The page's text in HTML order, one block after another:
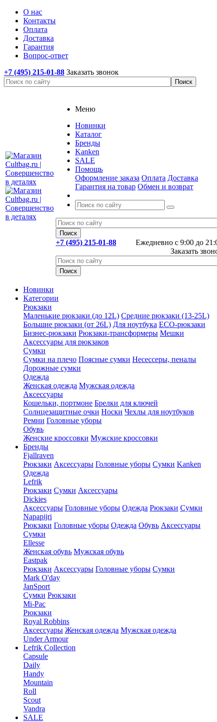
О нас
Контакты
Оплата
Доставка
Гарантия
Вопрос-ответ
+7 (495) 215-01-88 Заказать звонок
Меню
Новинки
Каталог
Бренды
Kanken
SALE
Помощь
Оформление заказа Оплата Доставка
Гарантия на товар Обмен и возврат
Ежедневно с 9:00 до
+7 (495) 215-01-88
Заказать
Новинки
Категории
Рюкзаки
Маленькие рюкзаки (до 12L) Средние рюкзаки (13-25L)
Большие рюкзаки (от 26L) Для ноутбука ECO-рюкзаки
Бизнес-рюкзаки Рюкзаки-трансформеры Мешки
Аксессуары для рюкзаков
Сумки
Сумки на плечо Поясные сумки Несессеры, пеналы
Дорожные сумки
Одежда
Женская одежда Мужская одежда
Аксессуары
Кошельки, портмоне Брелки для ключей
Солнцезащитные очки Носки Чехлы для ноутбуков
Ремни Головные уборы
Обувь
Женские кроссовки Мужские кроссовки
Бренды
Fjallraven
Рюкзаки Аксессуары Головные уборы Сумки Kanken
Одежда
Lefrik
Рюкзаки Сумки Аксессуары
Dickies
Аксессуары Головные уборы Одежда Рюкзаки Сумки
Napapijri
Рюкзаки Головные уборы Одежда Обувь Аксессуары
Сумки
Ellesse
Женская обувь Мужская обувь
Eastpak
Рюкзаки Аксессуары Головные уборы Сумки
Mark O'day
JanSport
Сумки Рюкзаки
Mi-Pac
Рюкзаки
Royal Robbins
Аксессуары Женская одежда Мужская одежда
Under Armour
Lefrik Collection
Capsule
Daily
Handy
Mountain
Roll
Scout
Vandra
SALE